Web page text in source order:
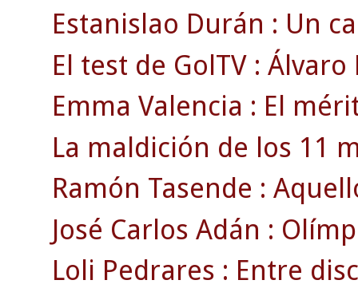
Estanislao Durán : Un
El test de GolTV : Álvaro
Emma Valencia : El
La maldición de los 11
Ramón Tasende :
José Carlos Adán :
Loli Pedrares : Entre